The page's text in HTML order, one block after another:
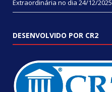
Extraordinária no dia 24/12/2025
DESENVOLVIDO POR CR2